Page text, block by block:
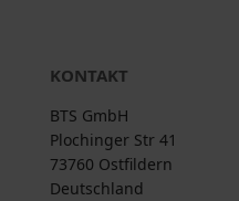
KONTAKT
BTS GmbH
Plochinger Str 41
73760 Ostfildern
Deutschland